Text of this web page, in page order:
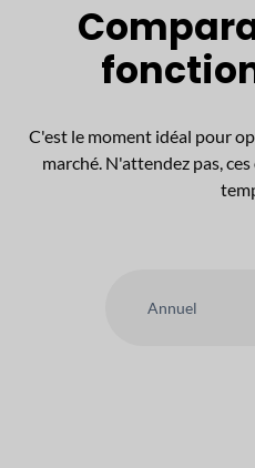
C'est le moment idéal pour
marché. N'attendez pas,
Annuel